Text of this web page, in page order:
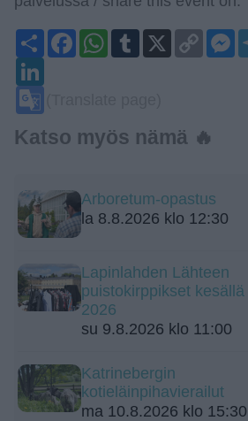
ShareFacebookWhatsApp
Tumblr
X
Copy
Link
Katso myös nämä 🔥
Arboretum-opastus
la 8.8.2026 klo 12:30
Lapinlahden Lähteen
puistokirppikset kesällä
2026
su 9.8.2026 klo 11:00
Katrinebergin
kotieläinpihavierailut
ma 10.8.2026 klo 15:30